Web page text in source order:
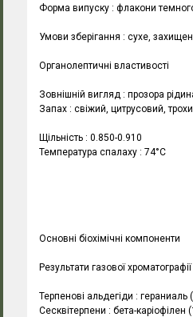
Форма випуску : флакони
Умови зберігання : сухе,
Органолептичні властивості
Зовнішній вигляд : прозора
Запах : свіжий, цитрусовий,
Щільність : 0.850-0.910
Температура спалаху : 74°C
Основні біохімічні компоненти
Результати газової
Терпенові альдегіди :
Сесквітерпени : бета-каріофілен